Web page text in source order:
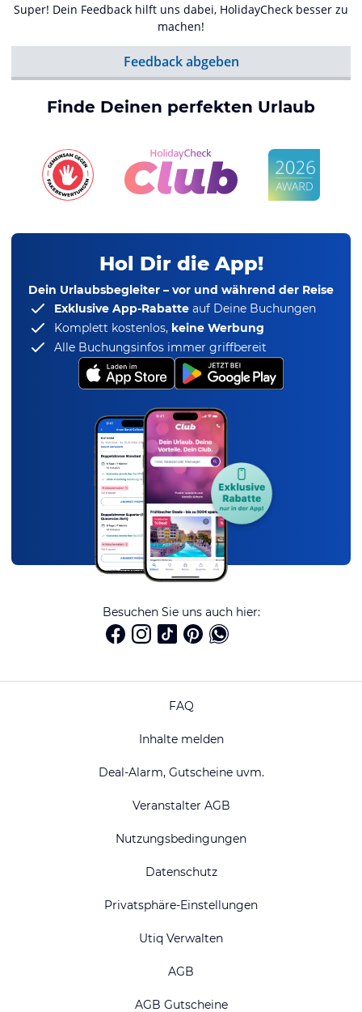
Super! Dein Feedback hilft uns dabei, HolidayCheck besser zu
machen!
Feedback abgeben
Finde Deinen perfekten Urlaub
Hol Dir die App!
Dein Urlaubsbegleiter – vor und während der Reise
Exklusive App-Rabatte auf Deine Buchungen
Komplett kostenlos, keine Werbung
Alle Buchungsinfos immer griffbereit
Besuchen Sie uns auch hier:
FAQ
Inhalte melden
Deal-Alarm, Gutscheine uvm.
Veranstalter AGB
Nutzungsbedingungen
Datenschutz
Privatsphäre-Einstellungen
Utiq Verwalten
AGB
AGB Gutscheine